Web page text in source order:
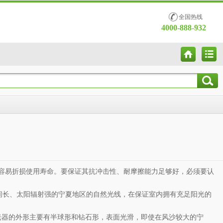
全国热线
4000-888-932
易折损使用寿命。要保证其抗冲击性、耐摩擦能力足够好，必须要认
、太阳辐射强的宁夏地区的自然光线，在保证室内拥有充足阳光的
的外形主要有半球形和钻石形，表面光滑，即使在风沙较大的宁